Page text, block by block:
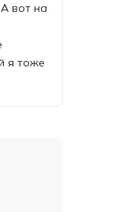
вот на
я тоже